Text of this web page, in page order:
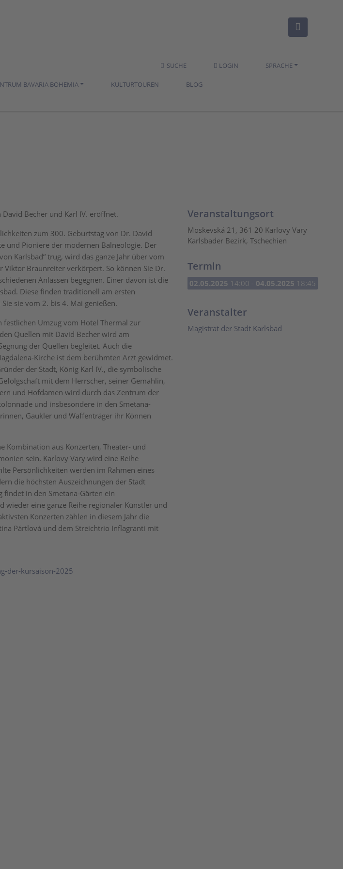
SUCHE LOGIN SPRACHE
BAVARIA BOHEMIA KULTURTOUREN BLOG
Becher und Karl IV. eröffnet.
zum 300. Geburtstag von Dr. David
und Pioniere der modernen Balneologie. Der
Karlsbad“ trug, wird das ganze Jahr über vom
Viktor Braunreiter verkörpert. So können Sie Dr.
Anlässen begegnen. Einer davon ist die
Diese finden traditionell am ersten
sie vom 2. bis 4. Mai genießen.
Umzug vom Hotel Thermal zur
Quellen mit David Becher wird am
der Quellen begleitet. Auch die
Kirche ist dem berühmten Arzt gewidmet.
der Stadt, König Karl IV., die symbolische
mit dem Herrscher, seiner Gemahlin,
und Hofdamen wird durch das Zentrum der
und insbesondere in den Smetana-
Gaukler und Waffenträger ihr Können
Kombination aus Konzerten, Theater- und
sein. Karlovy Vary wird eine Reihe
Persönlichkeiten werden im Rahmen eines
die höchsten Auszeichnungen der Stadt
findet in den Smetana-Gärten ein
eine ganze Reihe regionaler Künstler und
Konzerten zählen in diesem Jahr die
Pártlová und dem Streichtrio Inflagranti mit
der-kursaison-2025
Veranstaltungsort
Moskevská 21, 361 20 Karlovy Vary
Karlsbader Bezirk, Tschechien
Termin
02.05.2025 14:00 - 04.05.2025 18:45
Veranstalter
Magistrat der Stadt Karlsbad